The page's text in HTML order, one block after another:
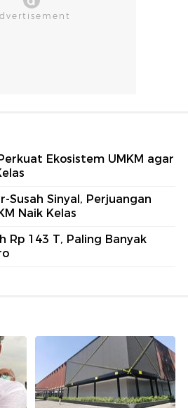
Ekosistem UMKM agar
Susah Sinyal, Perjuangan
Naik Kelas
Rp 143 T, Paling Banyak